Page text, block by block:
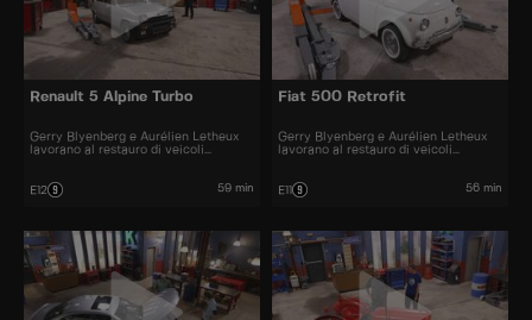
Renault 5 Alpine Turbo
Gerry Blyenberg e Aurélien Letheux
lavorano al restauro di veicoli
E12 59 min
Fiat 500 Retrofit
Gerry Blyenberg e Aurélien Letheux
lavorano al restauro di veicoli
E11 56 min